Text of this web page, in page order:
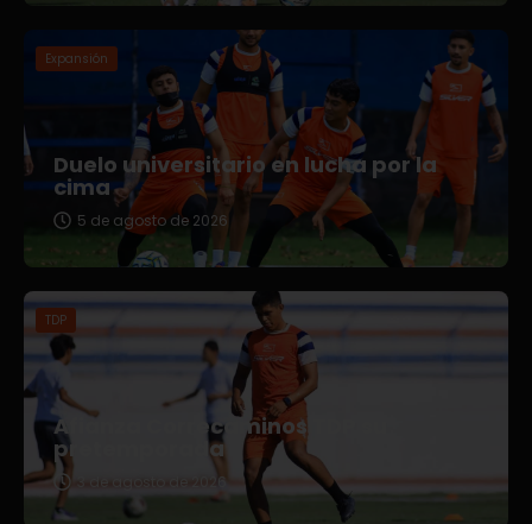
Expansión
Duelo universitario en lucha por la
cima
5 de agosto de 2026
TDP
Afianza Correcaminos TDP su
pretemporada
3 de agosto de 2026